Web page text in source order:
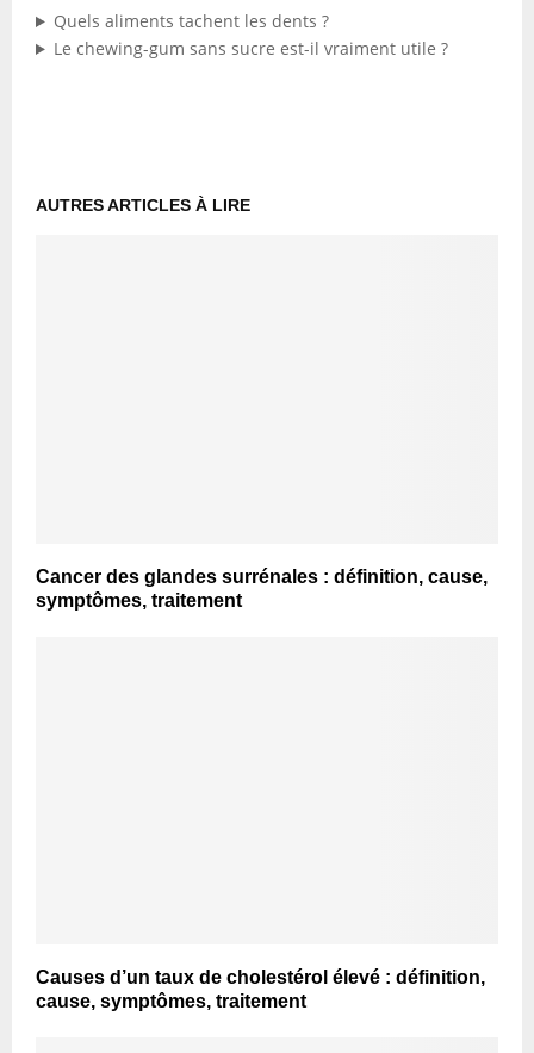
Quels aliments tachent les dents ?
Le chewing-gum sans sucre est-il vraiment utile ?
AUTRES ARTICLES À LIRE
Cancer des glandes surrénales : définition, cause,
symptômes, traitement
Causes d’un taux de cholestérol élevé : définition,
cause, symptômes, traitement